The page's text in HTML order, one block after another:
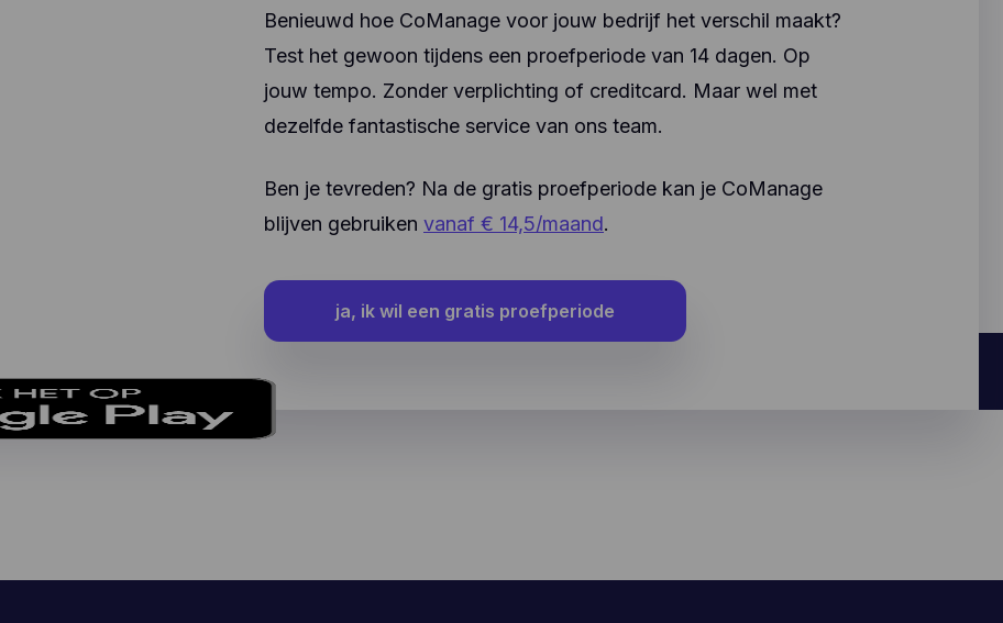
Benieuwd hoe CoManage voor jouw bedrijf het verschil maakt?
Test het gewoon tijdens een proefperiode van 14 dagen. Op
jouw tempo. Zonder verplichting of creditcard. Maar wel met
dezelfde fantastische service van ons team.
Ben je tevreden? Na de gratis proefperiode kan je CoManage
blijven gebruiken vanaf € 14,5/maand.
ja, ik wil een gratis proefperiode
te verzamelen over het gedrag van onze gebruikers en hun
gebruikersprofiel. Noch Hotjar, noch wij zullen deze informatie ooit
gebruiken om individuele gebruikers te identificeren of te koppelen
aan verdere gegevens over een individuele gebruiker.